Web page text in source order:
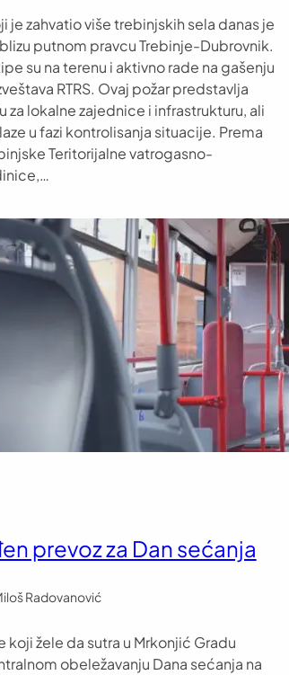
je zahvatio više trebinjskih sela danas je
putnom pravcu Trebinje-Dubrovnik.
su na terenu i aktivno rade na gašenju
RTRS. Ovaj požar predstavlja
za lokalne zajednice i infrastrukturu, ali
u fazi kontrolisanja situacije. Prema
Teritorijalne vatrogasno-
prevoz za Dan sećanja
Radovanović
koji žele da sutra u Mrkonjić Gradu
obeležavanju Dana sećanja na